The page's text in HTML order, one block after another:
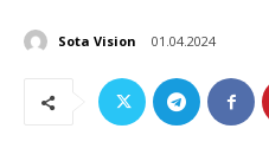
Sota Vision 01.04.2024